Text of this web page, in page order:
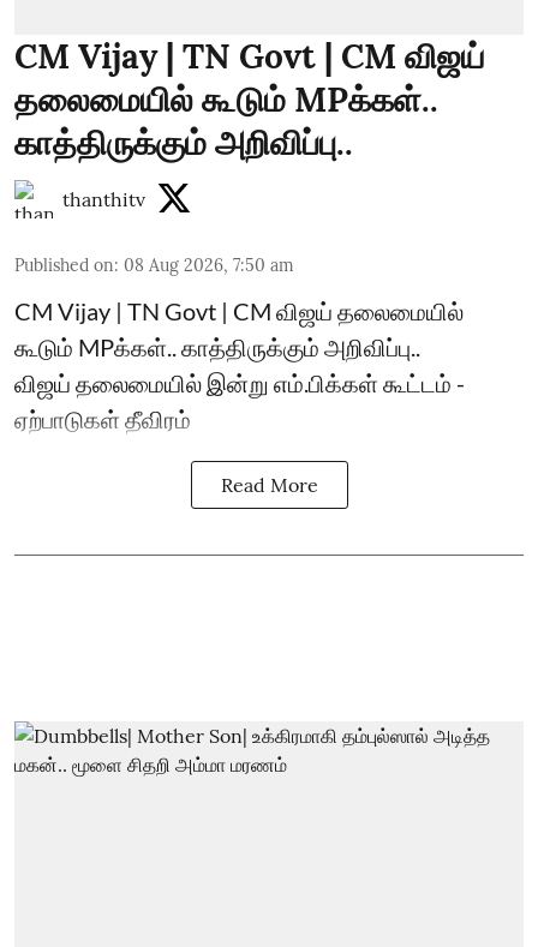
CM Vijay | TN Govt | CM விஜய்
தலைமையில் கூடும் MPக்கள்..
காத்திருக்கும் அறிவிப்பு..
thanthitv
Published on: 08 Aug 2026, 7:50 am
CM Vijay | TN Govt | CM விஜய் தலைமையில்
கூடும் MPக்கள்.. காத்திருக்கும் அறிவிப்பு..
விஜய் தலைமையில் இன்று எம்.பிக்கள் கூட்டம் -
ஏற்பாடுகள் தீவிரம்
Read More